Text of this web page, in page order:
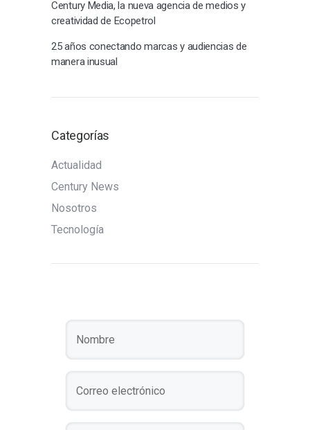
Century Media, la nueva agencia de medios y
creatividad de Ecopetrol
25 años conectando marcas y audiencias de
manera inusual
Categorías
Actualidad
Century News
Nosotros
Tecnología